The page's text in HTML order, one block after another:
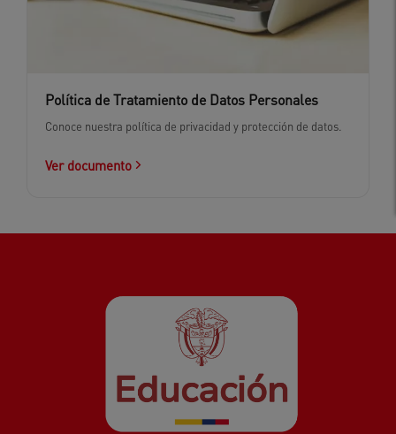
Política de Tratamiento de Datos Personales
Conoce nuestra política de privacidad y protección de datos.
Ver documento